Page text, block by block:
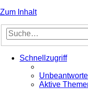
Zum Inhalt
Schnellzugriff
Aktive